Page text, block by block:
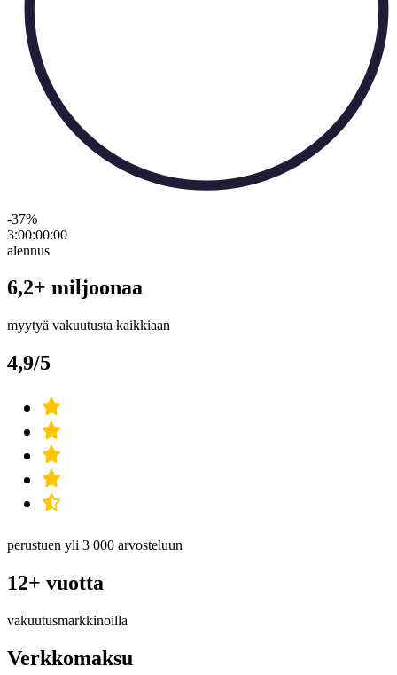
-37%
3:00:00:00
alennus
6,2+ miljoonaa
myytyä vakuutusta kaikkiaan
4,9/5
perustuen yli 3 000 arvosteluun
12+ vuotta
vakuutusmarkkinoilla
Verkkomaksu